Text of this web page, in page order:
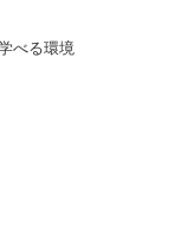
べる環境